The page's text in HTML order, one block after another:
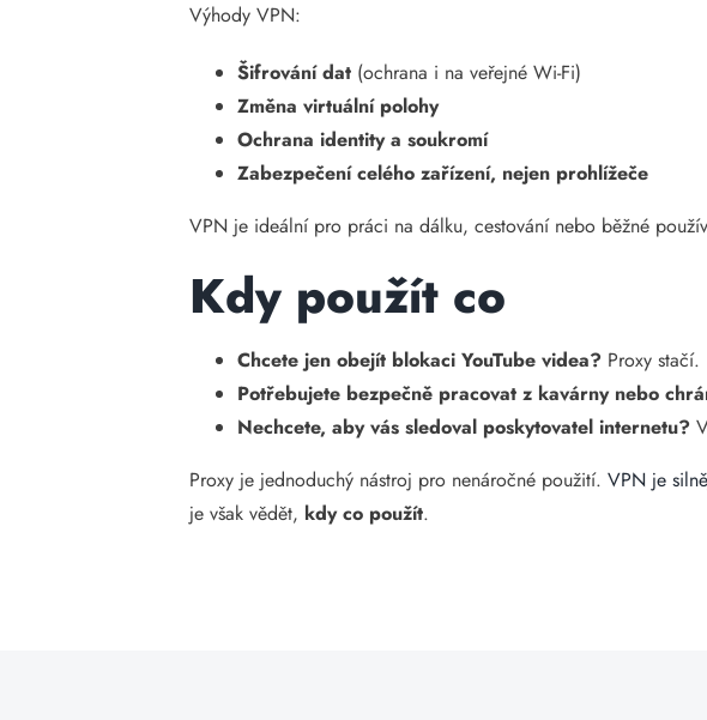
Výhody VPN:
Šifrování dat (ochrana i na veřejné Wi-Fi)
Změna virtuální polohy
Ochrana identity a soukromí
Zabezpečení celého zařízení, nejen prohlížeče
VPN je ideální pro práci na dálku, cestování nebo běžné
Kdy použít co
Chcete jen obejít blokaci YouTube videa? Proxy stačí.
Potřebujete bezpečně pracovat z kavárny nebo
Nechcete, aby vás sledoval poskytovatel internetu?
Proxy je jednoduchý nástroj pro nenáročné použití.VPN je
je však vědět, kdy co použít.